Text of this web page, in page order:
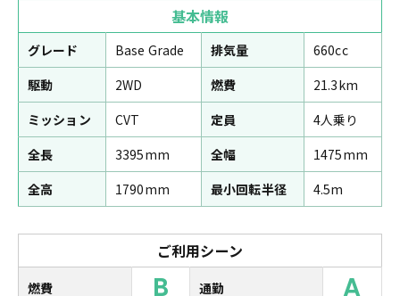
基本情報
グレード Base Grade 排気量
660cc
駆動
2WD 燃費
21.3km
ミッション
CVT 定員
4人乗り
全長
3395mm 全幅
1475mm
全高
1790mm 最小回転半径 4.5m
ご利用シーン
燃費 B 通勤 A